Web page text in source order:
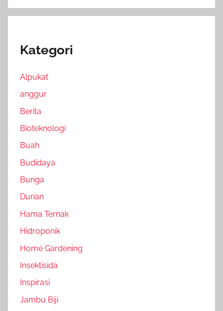
Kategori
Alpukat
anggur
Berita
Bioteknologi
Buah
Budidaya
Bunga
Durian
Hama Ternak
Hidroponik
Home Gardening
Insektisida
Inspirasi
Jambu Biji